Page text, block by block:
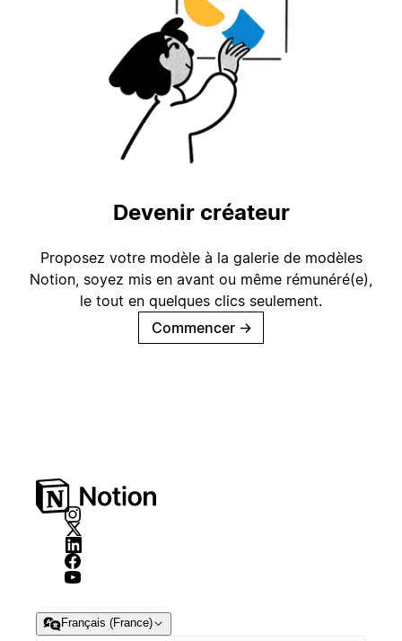
Devenir créateur
Proposez votre modèle à la galerie de modèles
Notion, soyez mis en avant ou même rémunéré(e),
le tout en quelques clics seulement.
Commencer →
Français (France)